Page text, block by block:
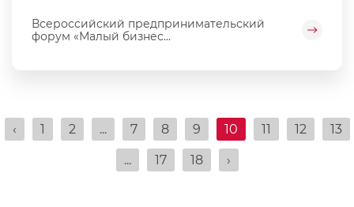
Всероссийский предпринимательский
форум «Малый бизнес...
‹ 1 2 ... 7 8 9 10 11 12 13
... 17 18 ›